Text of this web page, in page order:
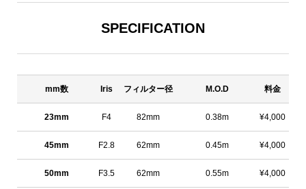
SPECIFICATION
mm数 Iris フィルター径 M.O.D 料金
23mm F4 82mm 0.38m ¥4,000
45mm F2.8 62mm 0.45m ¥4,000
50mm F3.5 62mm 0.55m ¥4,000